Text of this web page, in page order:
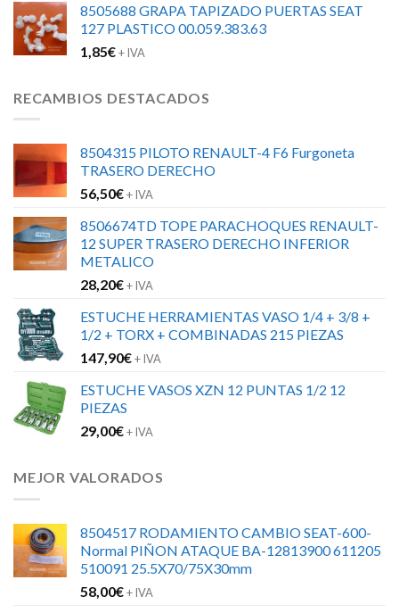
8505688 GRAPA TAPIZADO PUERTAS SEAT
127 PLASTICO 00.059.383.63
1,85€+ IVA
RECAMBIOS DESTACADOS
8504315 PILOTO RENAULT-4 F6 Furgoneta
TRASERO DERECHO
56,50€+ IVA
8506674TD TOPE PARACHOQUES RENAULT-
12 SUPER TRASERO DERECHO INFERIOR
METALICO
28,20€+ IVA
ESTUCHE HERRAMIENTAS VASO 1/4 + 3/8 +
1/2 + TORX + COMBINADAS 215 PIEZAS
147,90€+ IVA
ESTUCHE VASOS XZN 12 PUNTAS 1/2 12
PIEZAS
29,00€+ IVA
MEJOR VALORADOS
8504517 RODAMIENTO CAMBIO SEAT-600-
Normal PIÑON ATAQUE BA-12813900 611205
510091 25.5X70/75X30mm
58,00€+ IVA